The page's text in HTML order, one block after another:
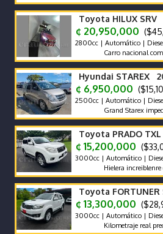
Toyota HILUX
¢ 20,950,000
2800cc | Automático |
Carro nacional
Hyundai STAREX
¢ 6,950,000
2500cc | Automático |
Grand Starex
Toyota PRADO
¢ 15,200,000
3000cc | Automático |
Hielera increiblenre
Toyota FORTUNER
¢ 13,300,000
3000cc | Automático |
Kilometraje real